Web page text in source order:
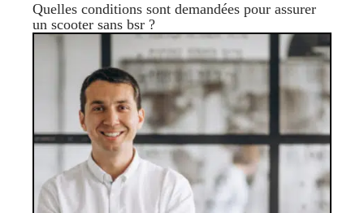
Quelles conditions sont demandées pour assurer
un scooter sans bsr ?